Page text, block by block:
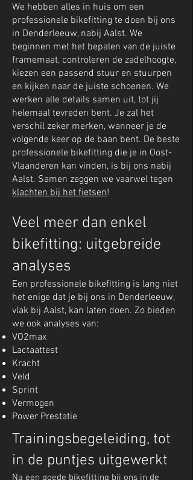
We hebben alles in huis om een
professionele bikefitting te doen bij ons
in Denderleeuw, nabij Aalst. We
beginnen met het bepalen van de juiste
framemaat, controleren de zadelhoogte,
kiezen een passend stuur en stuurpen
en kijken naar de juiste schoenen. We
werken alle details samen uit, tot jij
helemaal tevreden bent. Je zal het
verschil zeker merken, wanneer je de
volgende keer op de baan bent. De beste
professionele bikefitting die je in Oost-
Vlaanderen kan vinden, is bij ons nabij
Aalst. Samen zeggen we vaarwel tegen
klachten bij het fietsen!
Veel meer dan enkel
bikefitting: uitgebreide
analyses
Een professionele bikefitting is lang niet
het enige dat je bij ons in Denderleeuw,
vlak bij Aalst, kan laten doen. Zo bieden
we ook analyses van:
VO2max
Lactaattest
Kracht
Veld
Sprint
Vermogen
Power Prestatie
Trainingsbegeleiding, tot
in de puntjes uitgewerkt
Na een goede bikefitting bij ons in de